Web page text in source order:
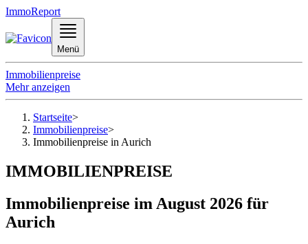
ImmoReport
Menü
Immobilienpreise
Mehr anzeigen
Startseite>
Immobilienpreise>
Immobilienpreise in Aurich
IMMOBILIENPREISE
Immobilienpreise im August 2026 für
Aurich